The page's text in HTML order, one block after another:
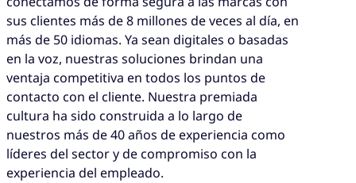
sus clientes más de 8 millones de veces al día, en
más de 50 idiomas. Ya sean digitales o basadas
en la voz, nuestras soluciones brindan una
ventaja competitiva en todos los puntos de
contacto con el cliente. Nuestra premiada
cultura ha sido construida a lo largo de
nuestros más de 40 años de experiencia como
líderes del sector y de compromiso con la
experiencia del empleado.